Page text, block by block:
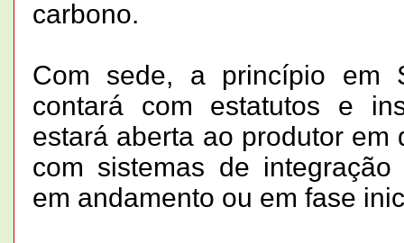
carbono.
Com sede, a princípio em
contará com estatutos e
estará aberta ao produtor em
com sistemas de integração
em andamento ou em fase